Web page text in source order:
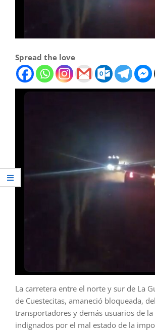
Spread the love
La carretera entre el norte y sur de La
de Cuestecitas, amaneció bloqueada,
transportadores y demás usuarios de la
indignados por el mal estado de la